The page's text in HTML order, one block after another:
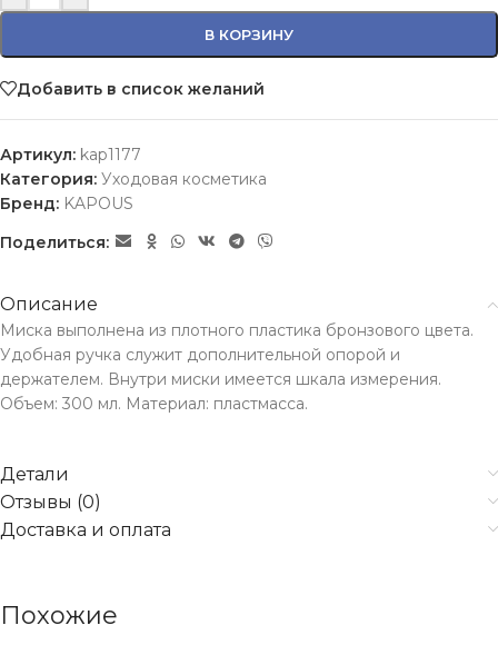
В КОРЗИНУ
Добавить в список желаний
Артикул: kap1177
Категория: Уходовая косметика
Бренд: KAPOUS
Поделиться:
Описание
Миска выполнена из плотного пластика бронзового цвета.
Удобная ручка служит дополнительной опорой и
держателем. Внутри миски имеется шкала измерения.
Объем: 300 мл. Материал: пластмасса.
Детали
Отзывы (0)
Доставка и оплата
Похожие